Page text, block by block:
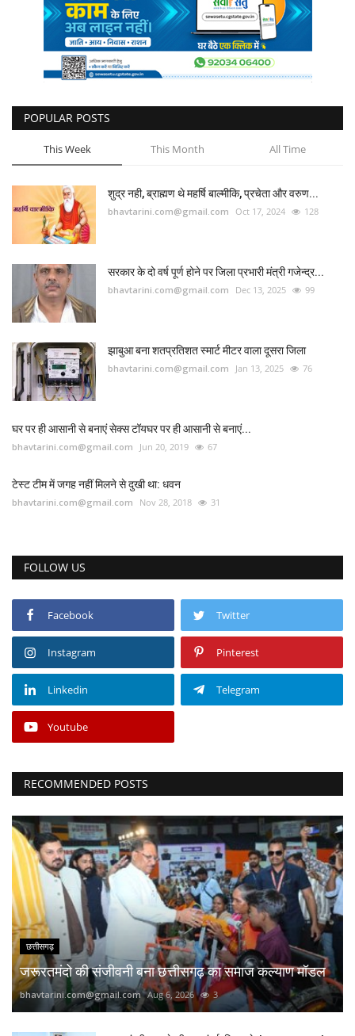
राशिफल
POPULAR POSTS
This Week This Month All Time
शुद्र नही, ब्राह्मण थे महर्षि बाल्मीकि, प्रचेता और वरुण...
bhavtarini.com@gmail.com Oct 17, 2024 128
सरकार के दो वर्ष पूर्ण होने पर जिला प्रभारी मंत्री गजेन्द्र...
bhavtarini.com@gmail.com Dec 13, 2025 99
झाबुआ बना शतप्रतिशत स्मार्ट मीटर वाला दूसरा जिला
bhavtarini.com@gmail.com Jan 13, 2025 76
घर पर ही आसानी से बनाएं सेक्स टॉयघर पर ही आसानी से बनाएं...
bhavtarini.com@gmail.com Jun 20, 2019 67
टेस्ट टीम में जगह नहीं मिलने से दुखी था: धवन
bhavtarini.com@gmail.com Nov 28, 2018 31
FOLLOW US
Facebook Twitter
Instagram Pinterest
Linkedin Telegram
Youtube
RECOMMENDED POSTS
छत्तीसगढ़
जरूरतमंदो की संजीवनी बना छत्तीसगढ़ का समाज कल्याण मॉडल
bhavtarini.com@gmail.com Aug 6, 2026 3